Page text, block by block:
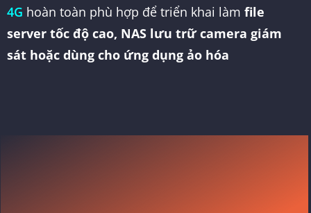
4G hoàn toàn phù hợp để triển khai làm file
server tốc độ cao, NAS lưu trữ camera giám
sát hoặc dùng cho ứng dụng ảo hóa